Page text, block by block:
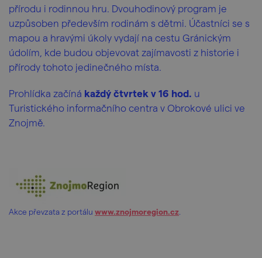
přírodu i rodinnou hru. Dvouhodinový program je
uzpůsoben především rodinám s dětmi. Účastníci se s
mapou a hravými úkoly vydají na cestu Gránickým
údolím, kde budou objevovat zajímavosti z historie i
přírody tohoto jedinečného místa.
Prohlídka začíná každý čtvrtek v 16 hod. u
Turistického informačního centra v Obrokové ulici ve
Znojmě.
Akce převzata z portálu www.znojmoregion.cz